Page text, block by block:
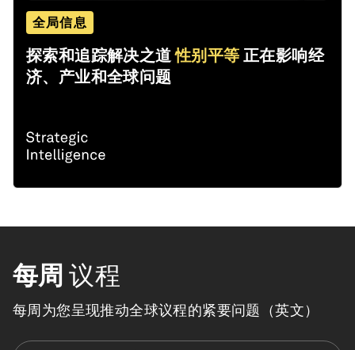
全局信息
探索和追踪解决之道性别平等 正在影响经
济、产业和全球问题
每周 议程
每周为您呈现推动全球议程的紧要问题（英文）